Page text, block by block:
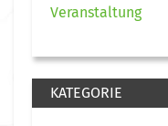
Veranstaltung
KATEGORIE